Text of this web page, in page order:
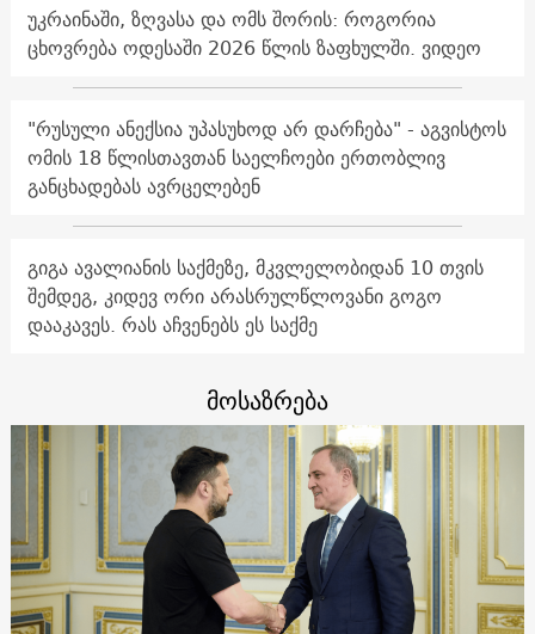
უკრაინაში, ზღვასა და ომს შორის: როგორია
ცხოვრება ოდესაში 2026 წლის ზაფხულში. ვიდეო
"რუსული ანექსია უპასუხოდ არ დარჩება" - აგვისტოს
ომის 18 წლისთავთან საელჩოები ერთობლივ
განცხადებას ავრცელებენ
გიგა ავალიანის საქმეზე, მკვლელობიდან 10 თვის
შემდეგ, კიდევ ორი არასრულწლოვანი გოგო
დააკავეს. რას აჩვენებს ეს საქმე
მოსაზრება